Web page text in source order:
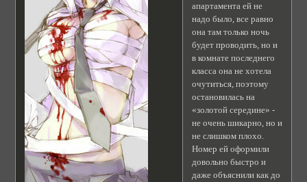
апартамента ей не
надо было, все равно
она там только ночь
будет проводить, но и
в комнате последнего
класса она не хотела
очутиться, поэтому
остановилась на
«золотой середине» -
не очень шикарно, но и
не слишком плохо.
Номер ей оформили
довольно быстро и
даже объяснили как до